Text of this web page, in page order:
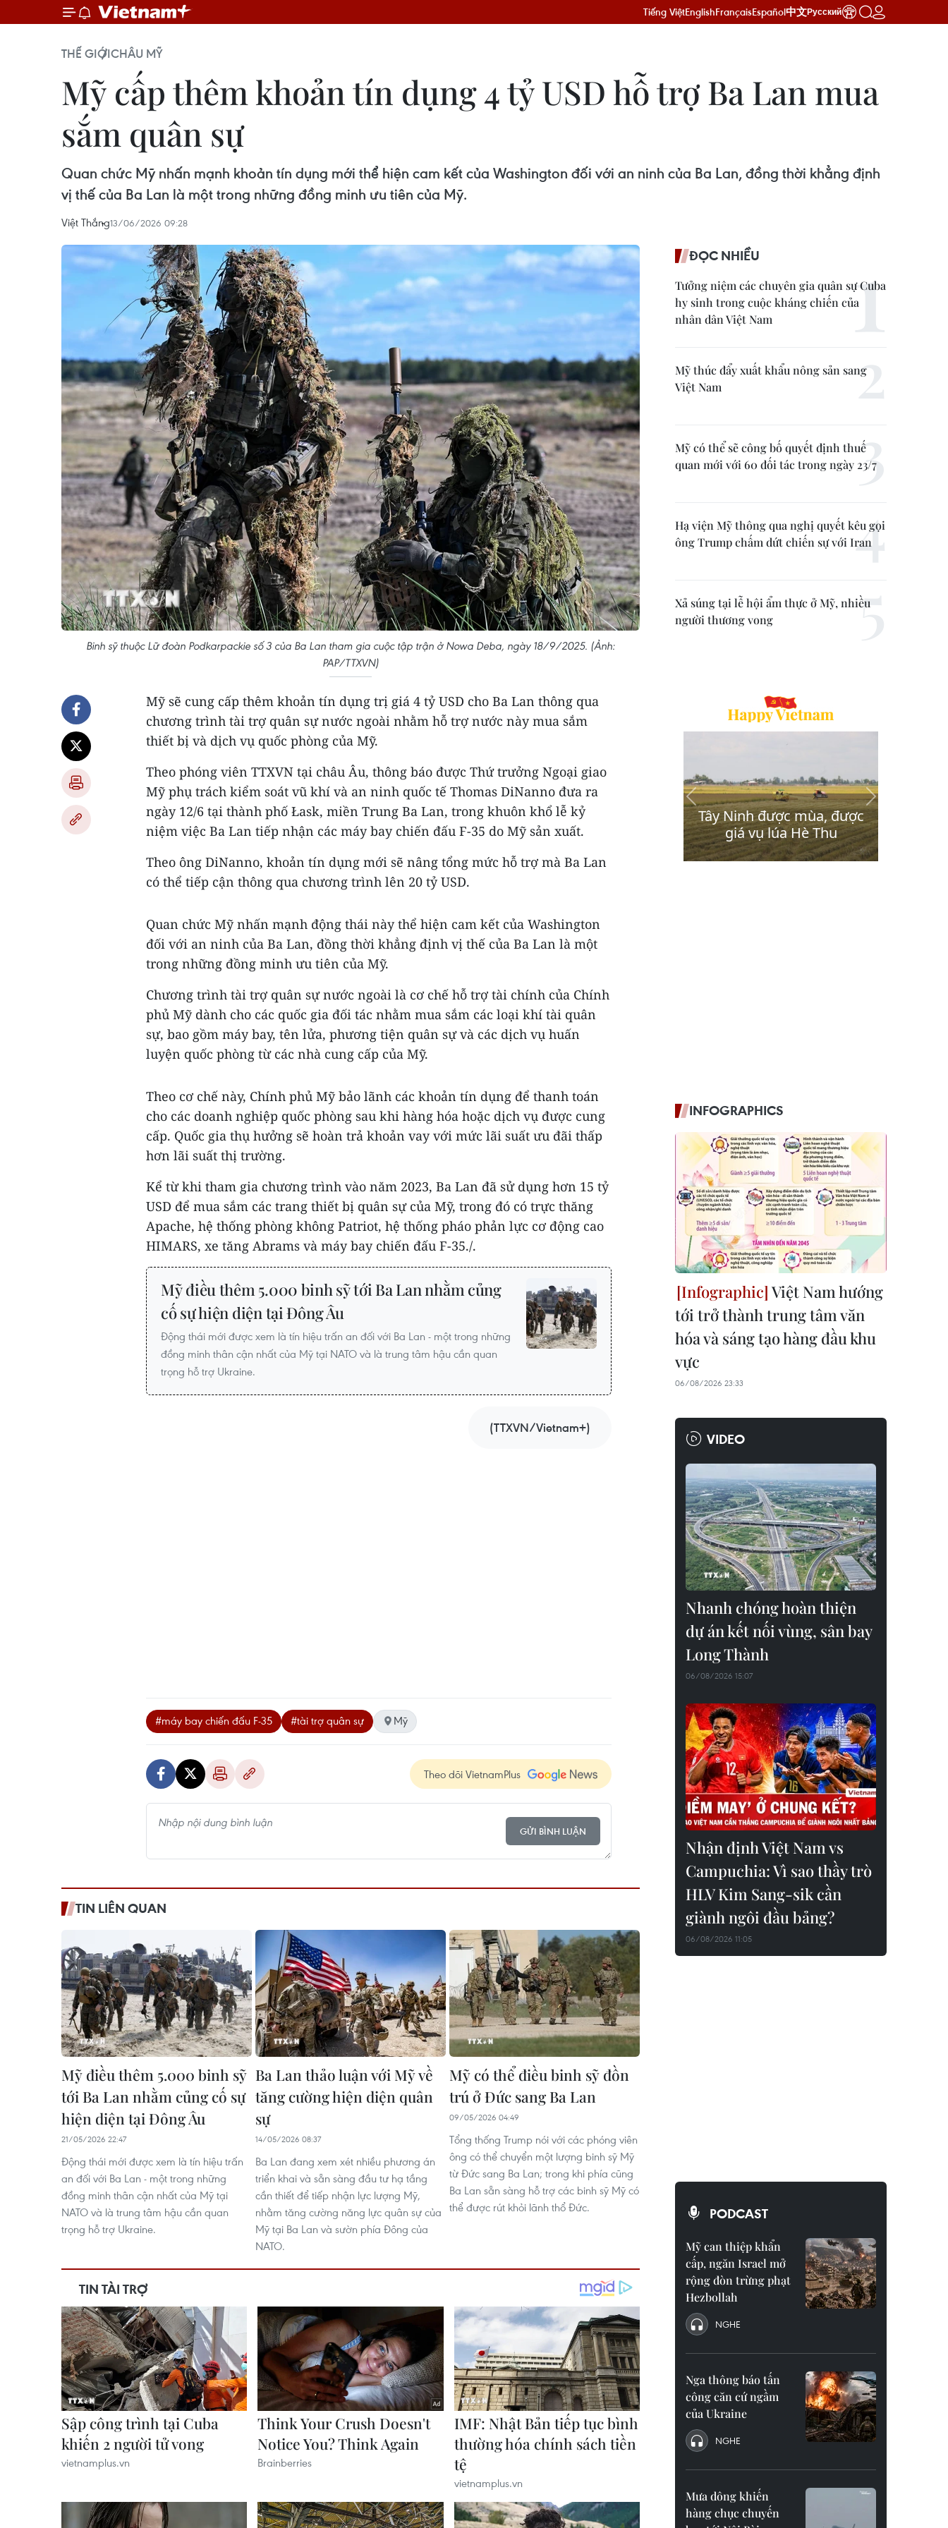
Tiếng ViệtEnglishFrançaisEspañol中文Русский
THẾ GIỚICHÂU MỸ
Mỹ cấp thêm khoản tín dụng 4 tỷ USD hỗ trợ Ba Lan mua
sắm quân sự
Quan chức Mỹ nhấn mạnh khoản tín dụng mới thể hiện cam kết của Washington đối với an ninh của Ba Lan, đồng thời khẳng định
vị thế của Ba Lan là một trong những đồng minh ưu tiên của Mỹ.
Việt Thắng13/06/2026 09:28
Binh sỹ thuộc Lữ đoàn Podkarpackie số 3 của Ba Lan tham gia cuộc tập trận ở Nowa Deba, ngày 18/9/2025. (Ảnh:
PAP/TTXVN)
Mỹ sẽ cung cấp thêm khoản tín dụng trị giá 4 tỷ USD cho Ba Lan thông qua
chương trình tài trợ quân sự nước ngoài nhằm hỗ trợ nước này mua sắm
thiết bị và dịch vụ quốc phòng của Mỹ.
Theo phóng viên TTXVN tại châu Âu, thông báo được Thứ trưởng Ngoại giao
Mỹ phụ trách kiểm soát vũ khí và an ninh quốc tế Thomas DiNanno đưa ra
ngày 12/6 tại thành phố Łask, miền Trung Ba Lan, trong khuôn khổ lễ kỷ
niệm việc Ba Lan tiếp nhận các máy bay chiến đấu F-35 do Mỹ sản xuất.
Theo ông DiNanno, khoản tín dụng mới sẽ nâng tổng mức hỗ trợ mà Ba Lan
có thể tiếp cận thông qua chương trình lên 20 tỷ USD.
Quan chức Mỹ nhấn mạnh động thái này thể hiện cam kết của Washington
đối với an ninh của Ba Lan, đồng thời khẳng định vị thế của Ba Lan là một
trong những đồng minh ưu tiên của Mỹ.
Chương trình tài trợ quân sự nước ngoài là cơ chế hỗ trợ tài chính của Chính
phủ Mỹ dành cho các quốc gia đối tác nhằm mua sắm các loại khí tài quân
sự, bao gồm máy bay, tên lửa, phương tiện quân sự và các dịch vụ huấn
luyện quốc phòng từ các nhà cung cấp của Mỹ.
Theo cơ chế này, Chính phủ Mỹ bảo lãnh các khoản tín dụng để thanh toán
cho các doanh nghiệp quốc phòng sau khi hàng hóa hoặc dịch vụ được cung
cấp. Quốc gia thụ hưởng sẽ hoàn trả khoản vay với mức lãi suất ưu đãi thấp
hơn lãi suất thị trường.
Kể từ khi tham gia chương trình vào năm 2023, Ba Lan đã sử dụng hơn 15 tỷ
USD để mua sắm các trang thiết bị quân sự của Mỹ, trong đó có trực thăng
Apache, hệ thống phòng không Patriot, hệ thống pháo phản lực cơ động cao
HIMARS, xe tăng Abrams và máy bay chiến đấu F-35./.
Mỹ điều thêm 5.000 binh sỹ tới Ba Lan nhằm củng
cố sự hiện diện tại Đông Âu
Động thái mới được xem là tín hiệu trấn an đối với Ba Lan - một trong những
đồng minh thân cận nhất của Mỹ tại NATO và là trung tâm hậu cần quan
trọng hỗ trợ Ukraine.
(TTXVN/Vietnam+)
#máy bay chiến đấu F-35 #tài trợ quân sự Mỹ
Theo dõi VietnamPlus
GỬI BÌNH LUẬN
TIN LIÊN QUAN
Mỹ điều thêm 5.000 binh sỹ
tới Ba Lan nhằm củng cố sự
hiện diện tại Đông Âu
21/05/2026 22:47
Động thái mới được xem là tín hiệu trấn
an đối với Ba Lan - một trong những
đồng minh thân cận nhất của Mỹ tại
NATO và là trung tâm hậu cần quan
trọng hỗ trợ Ukraine.
Ba Lan thảo luận với Mỹ về
tăng cường hiện diện quân
sự
14/05/2026 08:37
Ba Lan đang xem xét nhiều phương án
triển khai và sẵn sàng đầu tư hạ tầng
cần thiết để tiếp nhận lực lượng Mỹ,
nhằm tăng cường năng lực quân sự của
Mỹ tại Ba Lan và sườn phía Đông của
NATO.
Mỹ có thể điều binh sỹ đồn
trú ở Đức sang Ba Lan
09/05/2026 04:49
Tổng thống Trump nói với các phóng viên
ông có thể chuyển một lượng binh sỹ Mỹ
từ Đức sang Ba Lan; trong khi phía cũng
Ba Lan sẵn sàng hỗ trợ các binh sỹ Mỹ có
thể được rút khỏi lãnh thổ Đức.
ĐỌC NHIỀU
Tưởng niệm các chuyên gia quân sự Cuba
hy sinh trong cuộc kháng chiến của
nhân dân Việt Nam
Mỹ thúc đẩy xuất khẩu nông sản sang
Việt Nam
Mỹ có thể sẽ công bố quyết định thuế
quan mới với 60 đối tác trong ngày 23/7
Hạ viện Mỹ thông qua nghị quyết kêu gọi
ông Trump chấm dứt chiến sự với Iran
Xả súng tại lễ hội ẩm thực ở Mỹ, nhiều
người thương vong
INFOGRAPHICS
Việt Nam hướng
tới trở thành trung tâm văn
hóa và sáng tạo hàng đầu khu
vực
06/08/2026 23:33
VIDEO
Nhanh chóng hoàn thiện
dự án kết nối vùng, sân bay
Long Thành
06/08/2026 15:07
Nhận định Việt Nam vs
Campuchia: Vì sao thầy trò
HLV Kim Sang-sik cần
giành ngôi đầu bảng?
06/08/2026 11:05
PODCAST
Mỹ can thiệp khẩn
cấp, ngăn Israel mở
rộng đòn trừng phạt
Hezbollah
NGHE
Nga thông báo tấn
công căn cứ ngầm
của Ukraine
NGHE
Mưa dông khiến
hàng chục chuyến